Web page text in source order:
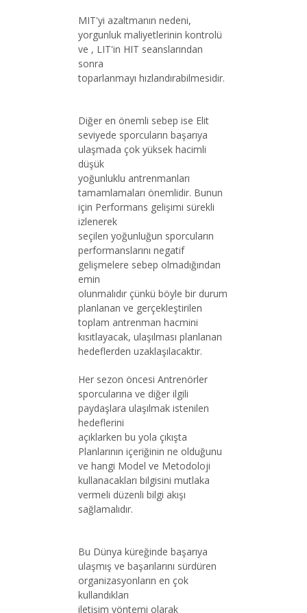
MIT'yi azaltmanın nedeni,
yorgunluk maliyetlerinin kontrolü
ve , LIT'in HIT seanslarından
sonra
toparlanmayı hızlandırabilmesidir.
Diğer en önemli sebep ise Elit
seviyede sporcuların başarıya
ulaşmada çok yüksek hacimli
düşük
yoğunluklu antrenmanları
tamamlamaları önemlidir. Bunun
için Performans gelişimi sürekli
izlenerek
seçilen yoğunluğun sporcuların
performanslarını negatif
gelişmelere sebep olmadığından
emin
olunmalıdır çünkü böyle bir durum
planlanan ve gerçekleştirilen
toplam antrenman hacmini
kısıtlayacak, ulaşılması planlanan
hedeflerden uzaklaşılacaktır.
Her sezon öncesi Antrenörler
sporcularına ve diğer ilgili
paydaşlara ulaşılmak istenilen
hedeflerini
açıklarken bu yola çıkışta
Planlarının içeriğinin ne olduğunu
ve hangi Model ve Metodoloji
kullanacakları bilgisini mutlaka
vermeli düzenli bilgi akışı
sağlamalıdır.
Bu Dünya küreğinde başarıya
ulaşmış ve başarılarını sürdüren
organizasyonların en çok
kullandıkları
iletişim yöntemi olarak